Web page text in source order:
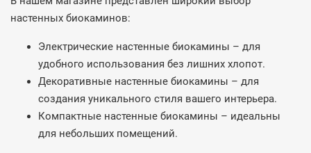
настенных биокаминов:
Электрические настенные биокамины – для
удобного использования без лишних хлопот.
Декоративные настенные биокамины – для
создания уникального стиля вашего интерьера.
Компактные настенные биокамины – идеальны
для небольших помещений.